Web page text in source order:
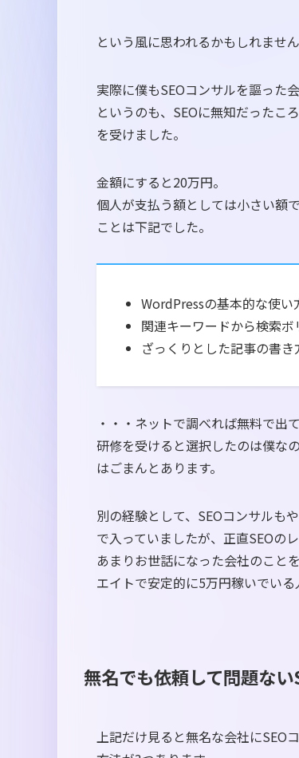
という風に思われるかもしれませ
実際に僕もSEOコンサルを謳った
というのも、SEOに無知だったこ
を受けました。
金額にすると20万円。
個人が支払う額としては小さい額
ことは下記でした。
WordPressの基本的な使い
関連キーワードから検索
ざっくりとした記事の書き
・・・ネットで調べれば無料で出
研修を受けると選択したのは僕な
はごまんとあります。
別の経験として、SEOコンサルも
で入っていましたが、正直SEOの
あまりお世話になった会社のこと
エイトで安定的に5万円稼いでいる
無名でも依頼して問題な
上記だけ見ると無名な会社にSEO